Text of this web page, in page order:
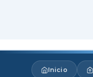
Inicio